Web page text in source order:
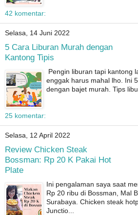
42 komentar:
Selasa, 14 Juni 2022
5 Cara Liburan Murah dengan
Kantong Tipis
Pengin liburan tapi kantong
enggak harus mahal lho. Ini
dengan bajet murah. Tips
25 komentar:
Selasa, 12 April 2022
Review Chicken Steak
Bossman: Rp 20 K Pakai Hot
Plate
Ini pengalaman saya saat
Rp 20 ribu di Bossman, Mal
Surabaya. Chicken steak
Junctio...